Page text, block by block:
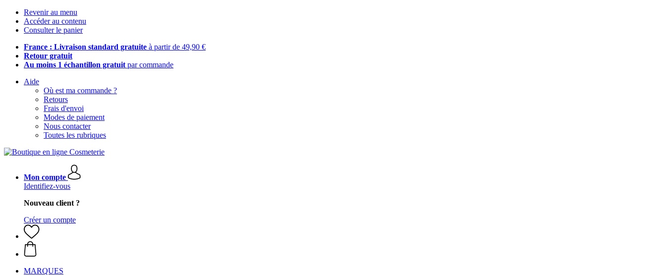
Revenir au menu
Accéder au contenu
Consulter le panier
France : Livraison standard gratuite à partir de 49,90 €
Retour gratuit
Au moins 1 échantillon gratuit par commande
Aide
Où est ma commande ?
Retours
Frais d'envoi
Modes de paiement
Nous contacter
Toutes les rubriques
Mon compte
Identifiez-vous
Nouveau client ?
Créer un compte
MARQUES